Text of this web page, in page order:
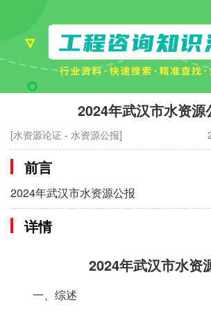
2024年武汉市水资源
[水资源论证 - 水资源公报]
前言
2024年武汉市水资源公报
详情
2024年武汉市水资
一、综述